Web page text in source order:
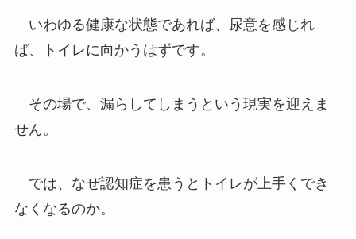
いわゆる健康な状態であれば、尿意を感じれ
ば、トイレに向かうはずです。
その場で、漏らしてしまうという現実を迎えま
せん。
では、なぜ認知症を患うとトイレが上手くでき
なくなるのか。